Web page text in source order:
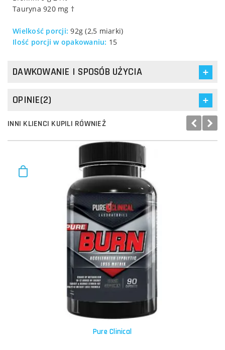
Tauryna 920 mg †
Wielkość porcji: 92g (2,5 miarki)
Ilość porcji w opakowaniu: 15
DAWKOWANIE I SPOSÓB UŻYCIA
OPINIE(2)
INNI KLIENCI KUPILI RÓWNIEŻ
Pure Clinical